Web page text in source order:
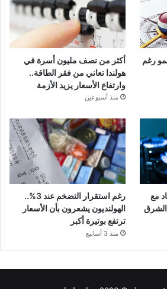
رغم
أكثر من نصف مليون أسرة في
هولندا تعاني من فقر الطاقة..
وارتفاع الأسعار يزيد الأزمة
منذ أسبوعين
مع
الشرق
رغم استقرار التضخم عند 3%..
الهولنديون يشعرون بأن الأسعار
ترتفع بوتيرة أكبر
منذ 3 أسابيع